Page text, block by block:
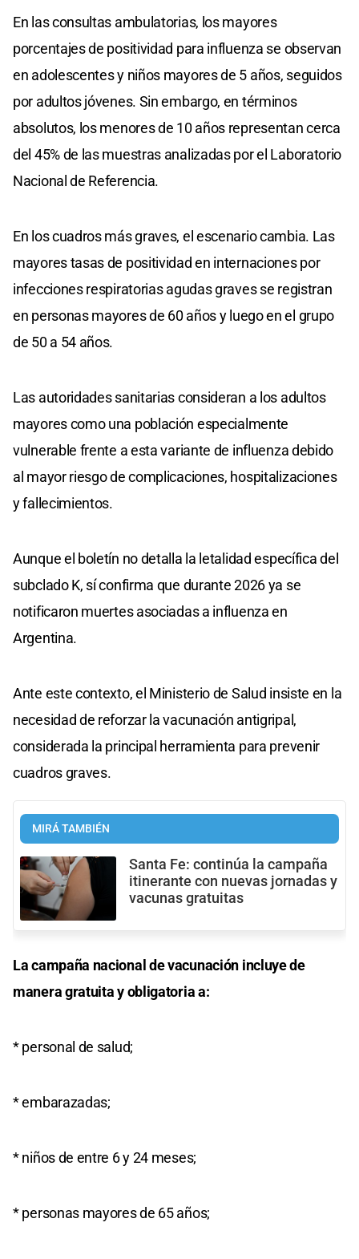
En las consultas ambulatorias, los mayores
porcentajes de positividad para influenza se observan
en adolescentes y niños mayores de 5 años, seguidos
por adultos jóvenes. Sin embargo, en términos
absolutos, los menores de 10 años representan cerca
del 45% de las muestras analizadas por el Laboratorio
Nacional de Referencia.
En los cuadros más graves, el escenario cambia. Las
mayores tasas de positividad en internaciones por
infecciones respiratorias agudas graves se registran
en personas mayores de 60 años y luego en el grupo
de 50 a 54 años.
Las autoridades sanitarias consideran a los adultos
mayores como una población especialmente
vulnerable frente a esta variante de influenza debido
al mayor riesgo de complicaciones, hospitalizaciones
y fallecimientos.
Aunque el boletín no detalla la letalidad específica del
subclado K, sí confirma que durante 2026 ya se
notificaron muertes asociadas a influenza en
Argentina.
Ante este contexto, el Ministerio de Salud insiste en la
necesidad de reforzar la vacunación antigripal,
considerada la principal herramienta para prevenir
cuadros graves.
MIRÁ TAMBIÉN
Santa Fe: continúa la campaña
itinerante con nuevas jornadas y
vacunas gratuitas
La campaña nacional de vacunación incluye de
manera gratuita y obligatoria a:
* personal de salud;
* embarazadas;
* niños de entre 6 y 24 meses;
* personas mayores de 65 años;